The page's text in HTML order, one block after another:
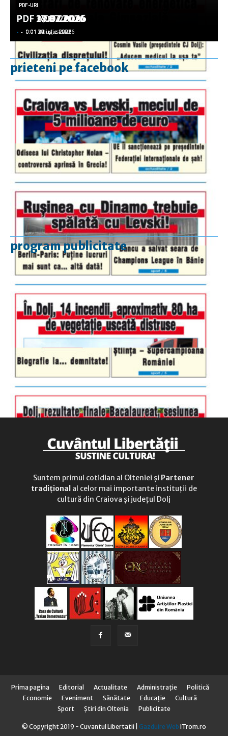
PDF-URI
PDF 3.08.2026
- - 0:01 3 august 2026
PDF-URI
PDF 29.07.2026
- - 0:01 29 iulie 2026
PDF-URI
PDF 27.07.2026
- - 0:01 27 iulie 2026
PDF-URI
PDF 17.07.2026
- - 0:01 17 iulie 2026
PDF-URI
PDF 14.07.2026
- - 0:01 14 iulie 2026
prieteni pe facebook
program publicitate
luni-vineri
9.00 - 17.00
duminică
9.00 - 12.00
Suntem primul cotidian al Olteniei și Partener
tradițional al celor mai importante instituții de
cultură din Craiova și județul Dolj
Prima pagina Editorial Actualitate Administraţie
Politică
Economie
Eveniment Sănătate Educaţie
Cultură
Sport
Știri din Oltenia Publicitate
© Copyright 2019 - Cuvantul Libertatii | Gazduire Web ITrom.ro